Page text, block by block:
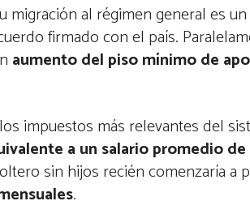
migración al régimen general es
firmado con el país.
aumento del piso mínimo de
impuestos más relevantes del
a un salario promedio de
sin hijos recién comenzaría a
.